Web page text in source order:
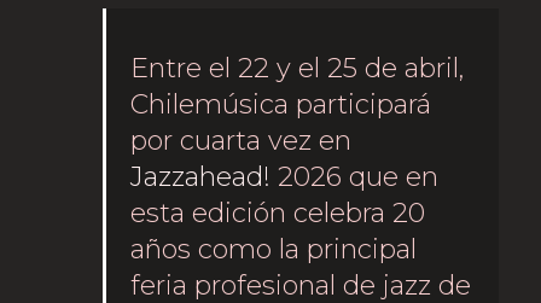
Entre el 22 y el 25 de abril,
Chilemúsica participará
por cuarta vez en
Jazzahead! 2026 que en
esta edición celebra 20
años como la principal
feria profesional de jazz de